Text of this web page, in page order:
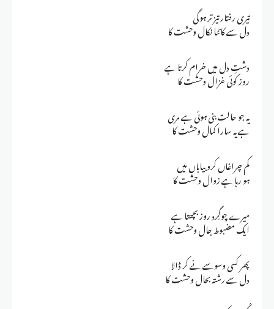
تیری رفتار تیز تر ہوگی
دل سے کانٹا نکال وحشت کا
دشتِ دل میں خرام کرتا ہے
روز کوئی غزال وحشت کا
یہ جو حالت بنی ہوئی ہے مری
ہے یہ سارا کمال وحشت کا
کم چراغاں کرو بیاباں میں
ہو رہا ہے زوال وحشت کا
میرے چوگِرد روز بچھتا ہے
ایک مضبوط جال وحشت کا
پھر کسی وسوسے نے کر ڈالا
دل سے رشتہ بحال وحشت کا